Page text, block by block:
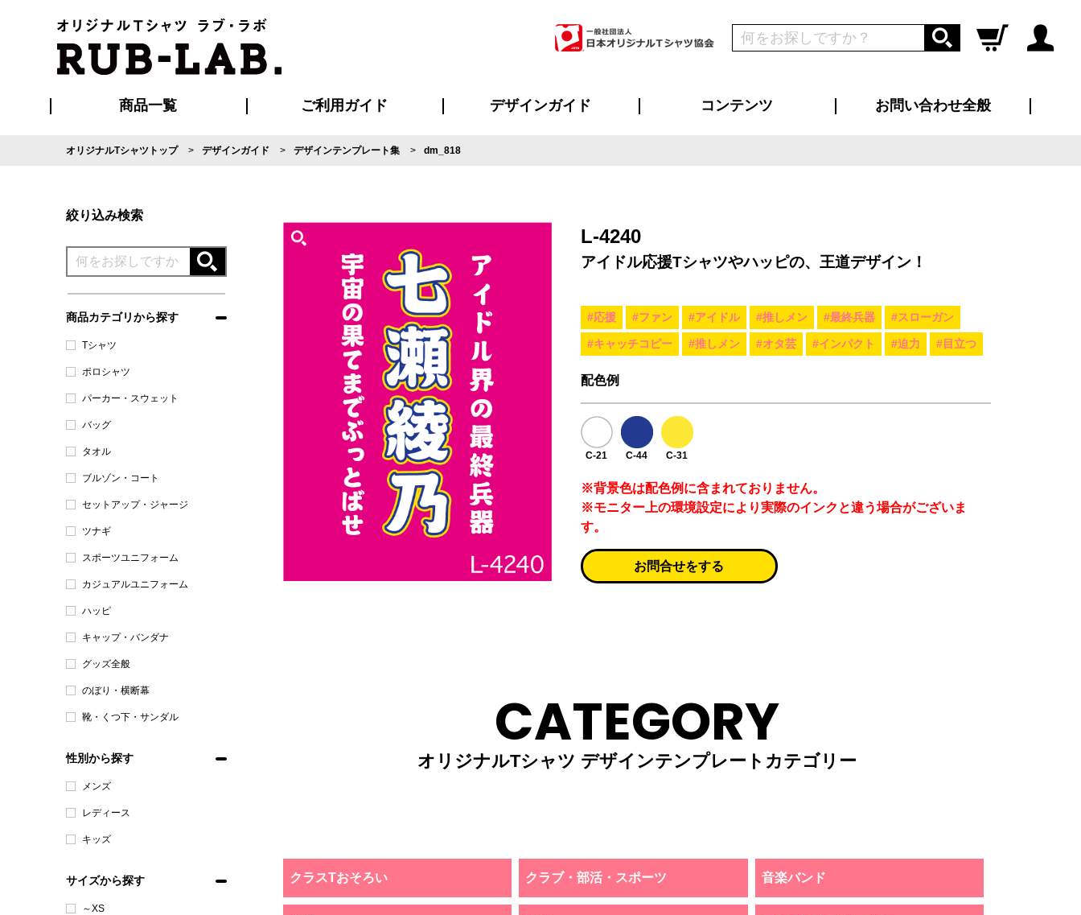
ログイン
商品一覧 ご利用ガイド
ご利用ガイド
はじめての方へ
再注文の方へ
お支払い方法について
割引まとめページ
発送・特急サービスについて
版の保管期限について
マイページ会員のメリット
よくあるご質問
デザインガイド コンテンツ お問い合わせ全般
オリジナルTシャツトップ デザインガイド デザインテンプレート集 dm_818
絞り込み検索
商品カテゴリから探す
Tシャツ
ポロシャツ
パーカー・スウェット
バッグ
タオル
ブルゾン・コート
セットアップ・ジャージ
ツナギ
スポーツユニフォーム
カジュアルユニフォーム
ハッピ
キャップ・バンダナ
グッズ全般
のぼり・横断幕
靴・くつ下・サンダル
性別から探す
メンズ
レディース
キッズ
サイズから探す
～XS
L-4240
アイドル応援Tシャツやハッピの、王道デザイン！
#応援 #ファン #アイドル #推しメン #最終兵器 #スローガン
#キャッチコピー #推しメン #オタ芸 #インパクト #迫力 #目立つ
配色例
C-21 C-44 C-31
※背景色は配色例に含まれておりません。
※モニター上の環境設定により実際のインクと違う場合がございま
す。
お問合せをする
CATEGORY
オリジナルTシャツ デザインテンプレートカテゴリー
クラスTおそろい クラブ・部活・スポーツ 音楽バンド